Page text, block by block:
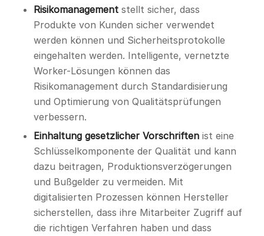
Risikomanagementstellt sicher, dass
Produkte von Kunden sicher verwendet
werden können und Sicherheitsprotokolle
eingehalten werden. Intelligente, vernetzte
Worker-Lösungen können das
Risikomanagement durch Standardisierung
und Optimierung von Qualitätsprüfungen
verbessern.
Einhaltung gesetzlicher Vorschriftenist eine
Schlüsselkomponente der Qualität und kann
dazu beitragen, Produktionsverzögerungen
und Bußgelder zu vermeiden. Mit
digitalisierten Prozessen können Hersteller
sicherstellen, dass ihre Mitarbeiter Zugriff auf
die richtigen Verfahren haben und dass